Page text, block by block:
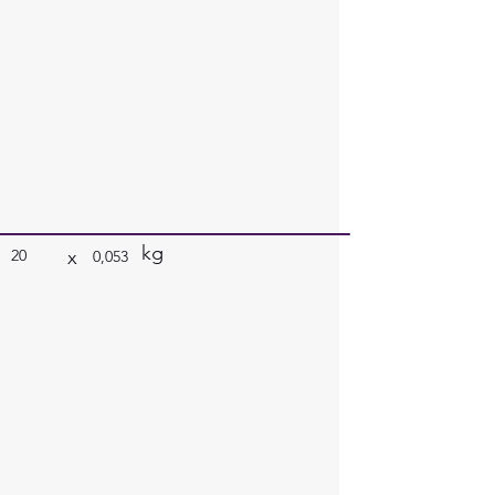
20 x 0,053 kg